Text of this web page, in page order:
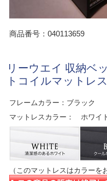
商品番号：040113659
リーウエイ 収納ベ
トコイルマットレ
フレームカラー：ブラック
マットレスカラー： ホワイ
（このマットレスはカラーを